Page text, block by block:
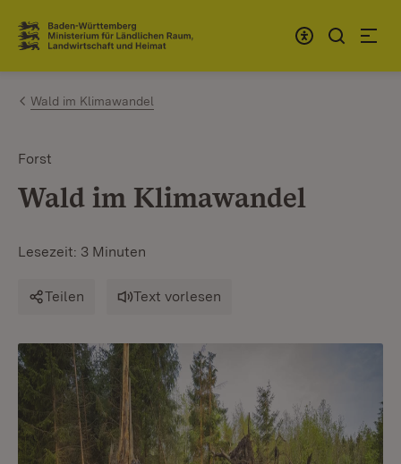
Zum Inhalt springen
Link zur Startseite
Wald im Klimawandel
Forst
Wald im Klimawandel
Lesezeit: 3 Minuten
Teilen Text vorlesen